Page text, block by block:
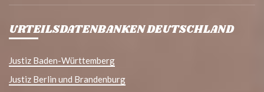
URTEILSDATENBANKEN DEUTSCHLAND
Justiz Baden-Württemberg
Justiz Berlin und Brandenburg